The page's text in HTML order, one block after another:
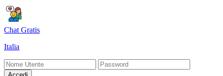
Chat Gratis
Italia